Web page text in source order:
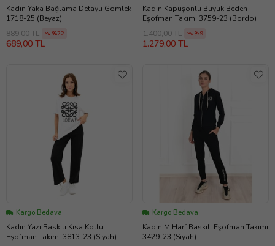
Kadın Yaka Bağlama Detaylı Gömlek
1718-25 (Beyaz)
889,00 TL
%22
689,00 TL
Kadın Kapüşonlu Büyük Beden
Eşofman Takımı 3759-23 (Bordo)
1.400,00 TL
%9
1.279,00 TL
Kargo Bedava
Kadın Yazı Baskılı Kısa Kollu
Eşofman Takımı 3813-23 (Siyah)
Kargo Bedava
Kadın M Harf Baskılı Eşofman Takımı
3429-23 (Siyah)